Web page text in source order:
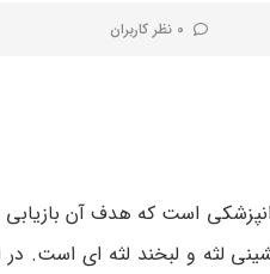
0 نظر کاربران
است که هدف آن
لثه و لبخند لثه ای است.